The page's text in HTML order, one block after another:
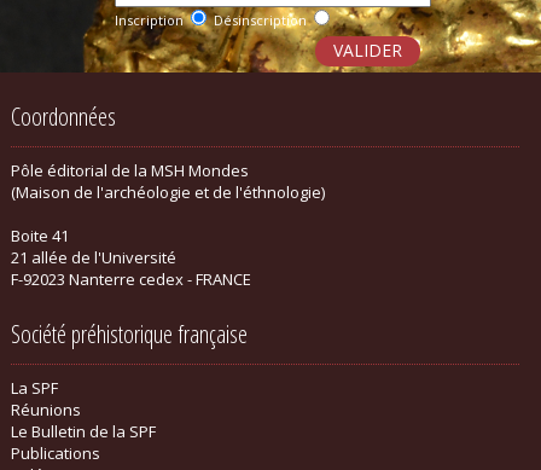
Inscription Désinscription
Coordonnées
Pôle éditorial de la MSH Mondes
(Maison de l'archéologie et de l'éthnologie)
Boite 41
21 allée de l'Université
F-92023 Nanterre cedex - FRANCE
Société préhistorique française
La SPF
Réunions
Le Bulletin de la SPF
Publications